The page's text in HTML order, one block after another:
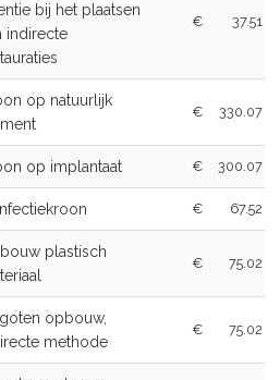
bij het plaatsen
indirecte
€ 37.51
op natuurlijk
€ 330.07
op implantaat € 300.07
€ 67.52
plastisch
€ 75.02
opbouw,
methode
€ 75.02